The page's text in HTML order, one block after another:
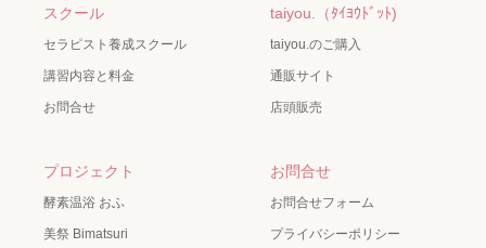
スクール
セラピスト養成スクール
講習内容と料金
お問合せ
taiyou.（ﾀｲﾖｳﾄﾞｯﾄ)
taiyou.のご購入
通販サイト
店頭販売
プロジェクト
酵素温浴 おふ
美祭 Bimatsuri
お問合せ
お問合せフォーム
プライバシーポリシー